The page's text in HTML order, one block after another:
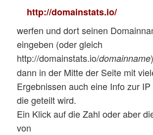
http://domainstats.io/
werfen und dort seinen
eingeben (oder gleich
http://domainstats.io/domainname
dann in der Mitte der Seite mit
Ergebnissen auch eine Info zur
die geteilt wird.
Ein Klick auf die Zahl oder aber
von